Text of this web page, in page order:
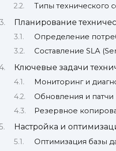
Типы технического
Планирование
Определение
Составление SLA
Ключевые задачи
Мониторинг и
Обновления и патчи
Резервное
Настройка и
Оптимизация базы